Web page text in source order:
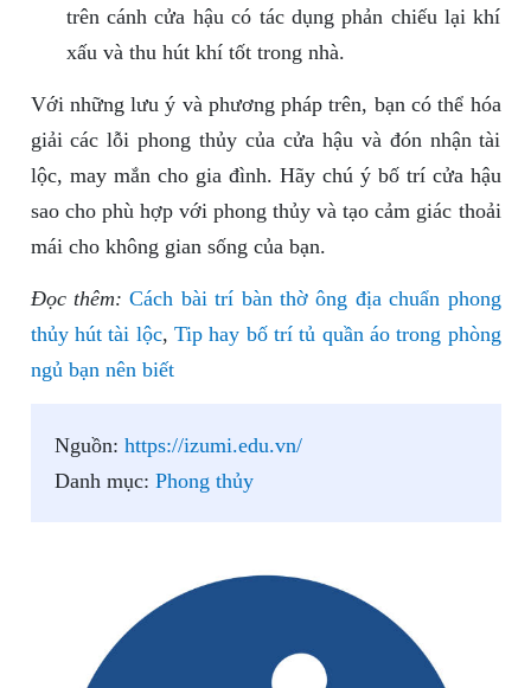
trên cánh cửa hậu có tác dụng phản chiếu lại khí
xấu và thu hút khí tốt trong nhà.
Với những lưu ý và phương pháp trên, bạn có thể hóa
giải các lỗi phong thủy của cửa hậu và đón nhận tài
lộc, may mắn cho gia đình. Hãy chú ý bố trí cửa hậu
sao cho phù hợp với phong thủy và tạo cảm giác thoải
mái cho không gian sống của bạn.
Đọc thêm: Cách bài trí bàn thờ ông địa chuẩn phong
thủy hút tài lộc, Tip hay bố trí tủ quần áo trong phòng
ngủ bạn nên biết
Nguồn: https://izumi.edu.vn/
Danh mục: Phong thủy